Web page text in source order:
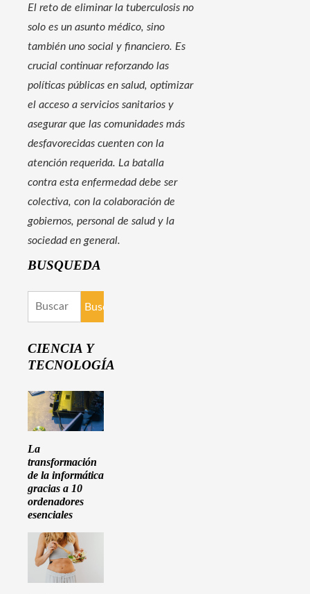
El reto de eliminar la tuberculosis no
solo es un asunto médico, sino
también uno social y financiero. Es
crucial continuar reforzando las
políticas públicas en salud, optimizar
el acceso a servicios sanitarios y
asegurar que las comunidades más
desfavorecidas cuenten con la
atención requerida. La batalla
contra esta enfermedad debe ser
colectiva, con la colaboración de
gobiernos, personal de salud y la
sociedad en general.
BUSQUEDA
Buscar:
CIENCIA Y
TECNOLOGÍA
La
transformación
de la informática
gracias a 10
ordenadores
esenciales